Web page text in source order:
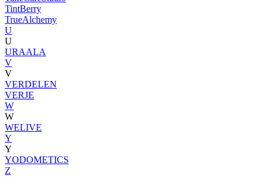
TintBerry
TrueAlchemy
U
U
URAALA
V
V
VERDELEN
VERJE
W
W
WELIVE
Y
Y
YODOMETICS
Z